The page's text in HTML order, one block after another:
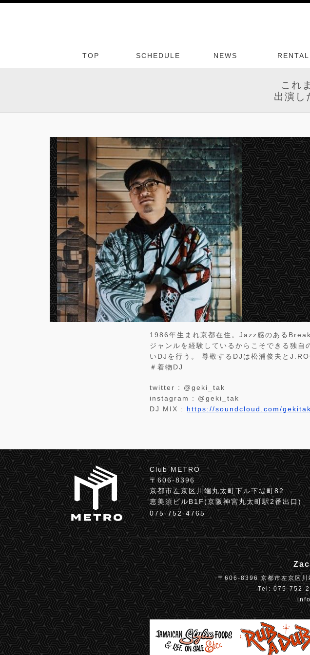
TOP SCHEDULE NEWS RENTAL
これ
出演し
1986年生まれ京都在住。Jazz感のある
ジャンルを経験しているからこそできる独
いDJを行う。 尊敬するDJは松浦俊夫と
＃着物DJ
twitter : @geki_tak
instagram : @geki_tak
DJ MIX : https://soundcloud.com/
Club METRO
〒606-8396
京都市左京区川端丸太町下ル下堤町82
恵美須ビルB1F(京阪神宮丸太町駅2番出口)
075-752-4765
〒606-8396 京都市左京区
Tel: 075-752-